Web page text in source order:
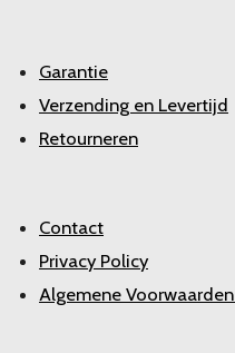
Garantie
Verzending en Levertijd
Retourneren
Contact
Privacy Policy
Algemene Voorwaarden